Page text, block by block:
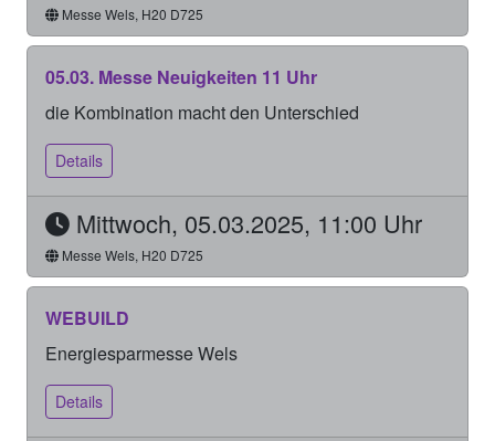
Messe Wels, H20 D725
05.03. Messe Neuigkeiten 11 Uhr
die Kombination macht den Unterschied
Details
Mittwoch, 05.03.2025, 11:00 Uhr
Messe Wels, H20 D725
WEBUILD
Energiesparmesse Wels
Details